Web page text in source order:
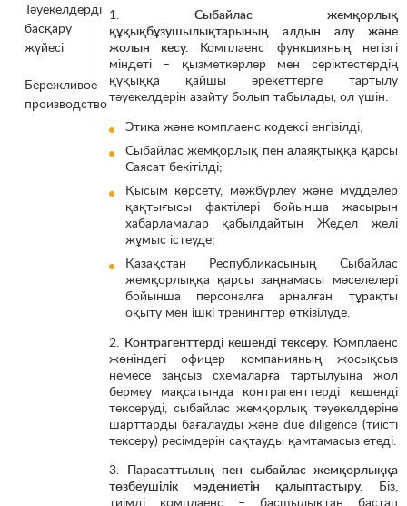
Тәуекелдерді
басқару
жүйесі
Бережливое
производство
1. Сыбайлас жемқорлық
құқықбұзушылықтарының алдын алу және
жолын кесу.
Комплаенс функцияның негізгі
міндеті – қызметкерлер мен серіктестердің
құқыққа қайшы әрекеттерге тартылу
тәуекелдерін азайту болып табылады, ол үшін:
Этика және комплаенс кодексі енгізілді;
Сыбайлас жемқорлық пен алаяқтыққа қарсы
Саясат бекітілді;
Қысым көрсету, мәжбүрлеу және мүдделер
қақтығысы фактілері бойынша жасырын
хабарламалар қабылдайтын Жедел желі
жұмыс істеуде;
Қазақстан Республикасының Cыбайлас
жемқорлыққа қарсы заңнамасы мәселелері
бойынша персоналға арналған тұрақты
оқыту мен ішкі тренингтер өткізілуде.
2. Контрагенттерді кешенді тексеру. Комплаенс
жөніндегі офицер компанияның жосықсыз
немесе заңсыз схемаларға тартылуына жол
бермеу мақсатында контрагенттерді кешенді
тексеруді, сыбайлас жемқорлық тәуекелдеріне
шарттарды бағалауды және due diligence (тиісті
тексеру) рәсімдерін сақтауды қамтамасыз етеді.
3. Парасаттылық пен сыбайлас жемқорлыққа
төзбеушілік мәдениетін қалыптастыру.
Біз,
тиімді комплаенс – басшылықтан бастап